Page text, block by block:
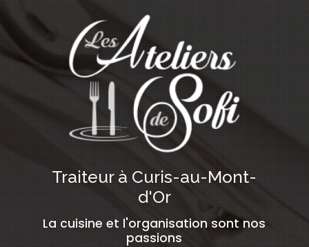
Traiteur à Curis-au-Mont-
d'Or
La cuisine et l'organisation sont nos
passions